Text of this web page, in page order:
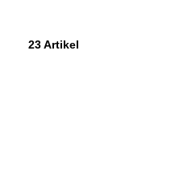
23 Artikel